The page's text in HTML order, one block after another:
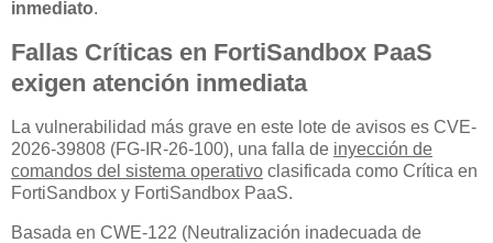
inmediato.
Fallas Críticas en FortiSandbox PaaS
exigen atención inmediata
La vulnerabilidad más grave en este lote de avisos es CVE-
2026-39808 (FG-IR-26-100), una falla de inyección de
comandos del sistema operativo clasificada como Crítica en
FortiSandbox y FortiSandbox PaaS.
Basada en CWE-122 (Neutralización inadecuada de